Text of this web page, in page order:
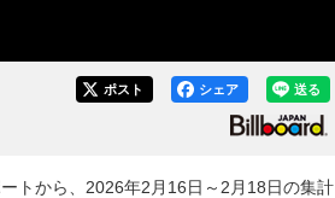
送る
シェア
ポスト
トから、2026年2月16日～2月18日の集計